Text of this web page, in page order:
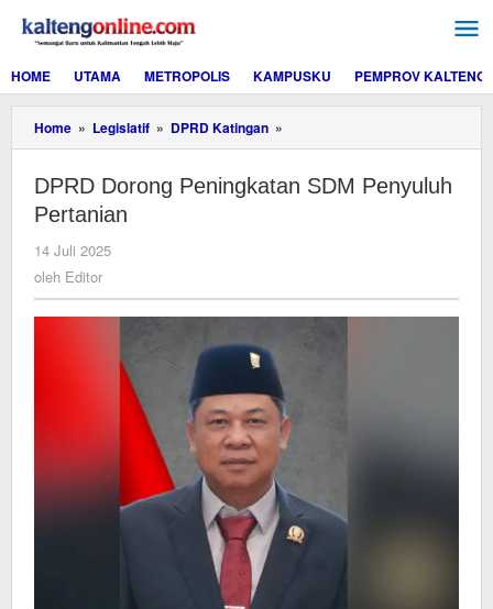
konten
HOME
UTAMA METROPOLIS KAMPUSKU PEMPROV KALTENG
Home » Legislatif » DPRD Katingan »
Dorong
SDM
DPRD Dorong Peningkatan SDM Penyuluh
Pertanian
14 Juli 2025
oleh Editor